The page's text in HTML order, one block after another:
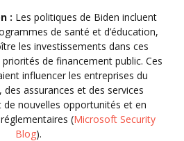
: Les politiques de Biden incluent
de santé et d’éducation,
les investissements dans ces
de financement public. Ces
influencer les entreprises du
des assurances et des services
nouvelles opportunités et en
(Microsoft Security
Blog).